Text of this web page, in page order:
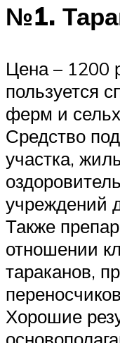
№1.
Цена – 1200
пользуется
ферм и
Средство
участка,
учреждений
Также
отношении
тараканов,
Хорошие